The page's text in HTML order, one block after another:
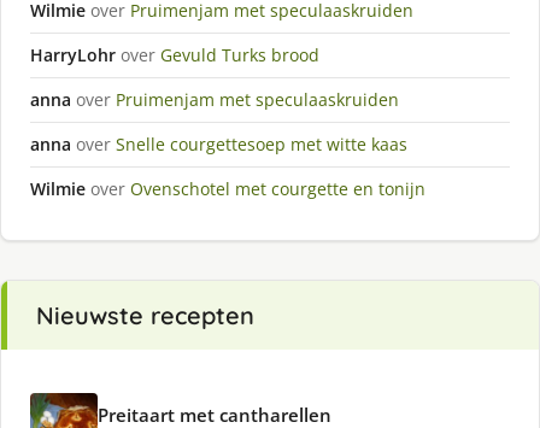
Wilmie over Pruimenjam met speculaaskruiden
HarryLohr over Gevuld Turks brood
anna over Pruimenjam met speculaaskruiden
anna over Snelle courgettesoep met witte kaas
Wilmie over Ovenschotel met courgette en tonijn
Nieuwste recepten
Preitaart met cantharellen